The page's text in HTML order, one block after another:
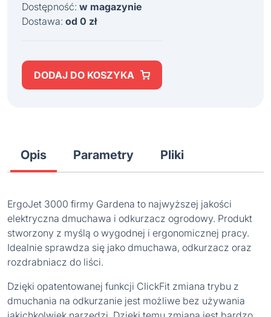
Dostępność: w magazynie
Dostawa: od 0 zł
DODAJ DO KOSZYKA
Opis Parametry Pliki
ErgoJet 3000 firmy Gardena to najwyższej jakości
elektryczna dmuchawa i odkurzacz ogrodowy. Produkt
stworzony z myślą o wygodnej i ergonomicznej pracy.
Idealnie sprawdza się jako dmuchawa, odkurzacz oraz
rozdrabniacz do liści.
Dzięki opatentowanej funkcji ClickFit zmiana trybu z
dmuchania na odkurzanie jest możliwe bez używania